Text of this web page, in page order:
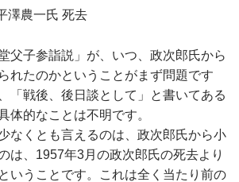
農一氏 死去
父子参詣説」が、いつ、政次郎氏から
れたのかということがまず問題です
「戦後、後日談として」と書いてある
体的なことは不明です。
なくとも言えるのは、政次郎氏から小
は、1957年3月の政次郎氏の死去より
いうことです。これは全く当たり前の